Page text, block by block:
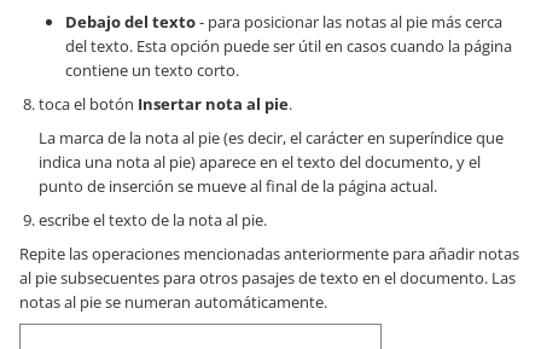
Debajo del texto- para posicionar las notas al pie más cerca
del texto. Esta opción puede ser útil en casos cuando la página
contiene un texto corto.
toca el botón Insertar nota al pie.
La marca de la nota al pie (es decir, el carácter en superíndice que
indica una nota al pie) aparece en el texto del documento, y el
punto de inserción se mueve al final de la página actual.
escribe el texto de la nota al pie.
Repite las operaciones mencionadas anteriormente para añadir notas
al pie subsecuentes para otros pasajes de texto en el documento. Las
notas al pie se numeran automáticamente.